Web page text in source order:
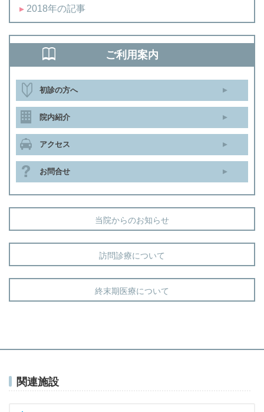
2018年の記事
ご利用案内
初診の方へ
院内紹介
アクセス
お問合せ
当院からのお知らせ
訪問診療について
終末期医療について
関連施設